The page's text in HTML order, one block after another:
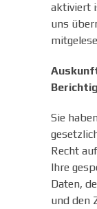
aktiviert
uns
Sie
Recht
Ihre
Daten,
und den